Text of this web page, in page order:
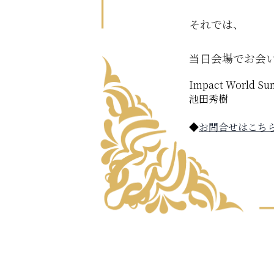
それでは、
当日会場でお会
Impact World
池田秀樹
◆お問合せはこち